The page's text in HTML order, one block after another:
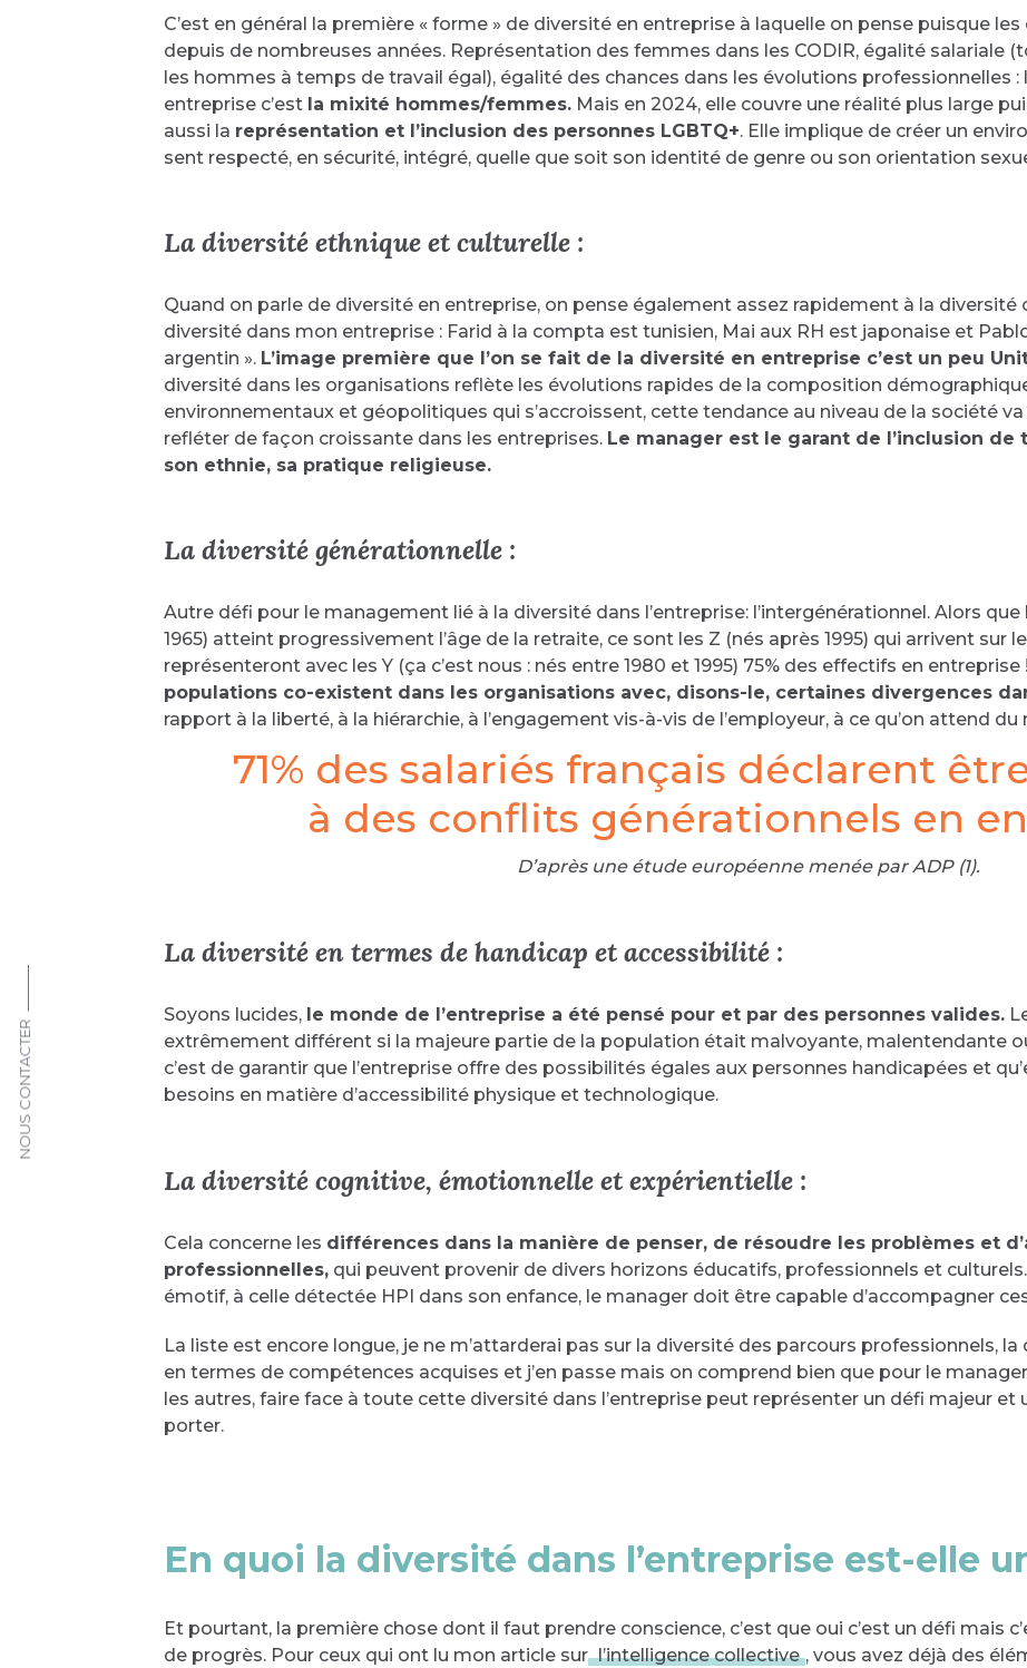
NOUS CONTACTER
C’est en général la première « forme » de diversité en entreprise à laquelle on pense puisque
depuis de nombreuses années. Représentation des femmes dans les CODIR, égalité salariale
les hommes à temps de travail égal), égalité des chances dans les évolutions professionnelles
entreprise c’est la mixité hommes/femmes. Mais en 2024, elle couvre une réalité plus large
aussi la représentation et l’inclusion des personnes LGBTQ+. Elle implique de créer un
sent respecté, en sécurité, intégré, quelle que soit son identité de genre ou son orientation
La diversité ethnique et culturelle :
Quand on parle de diversité en entreprise, on pense également assez rapidement à la diversité
diversité dans mon entreprise : Farid à la compta est tunisien, Mai aux RH est japonaise et
argentin ». L’image première que l’on se fait de la diversité en entreprise c’est un peu
diversité dans les organisations reflète les évolutions rapides de la composition
environnementaux et géopolitiques qui s’accroissent, cette tendance au niveau de la société va
refléter de façon croissante dans les entreprises. Le manager est le garant de l’inclusion
son ethnie, sa pratique religieuse.
La diversité générationnelle :
Autre défi pour le management lié à la diversité dans l’entreprise: l’intergénérationnel. Alors
1965) atteint progressivement l’âge de la retraite, ce sont les Z (nés après 1995) qui arrivent sur
représenteront avec les Y (ça c’est nous : nés entre 1980 et 1995) 75% des effectifs en
populations co-existent dans les organisations avec, disons-le, certaines divergences
rapport à la liberté, à la hiérarchie, à l’engagement vis-à-vis de l’employeur, à ce qu’on attend du
71% des salariés français déclarent
à des conflits générationnels en
D’après une étude européenne menée par ADP (1).
La diversité en termes de handicap et accessibilité :
Soyons lucides, le monde de l’entreprise a été pensé pour et par des personnes valides.
extrêmement différent si la majeure partie de la population était malvoyante, malentendante
c’est de garantir que l’entreprise offre des possibilités égales aux personnes handicapées et
besoins en matière d’accessibilité physique et technologique.
La diversité cognitive, émotionnelle et expérientielle :
Cela concerne les différences dans la manière de penser, de résoudre les problèmes et
professionnelles, qui peuvent provenir de divers horizons éducatifs, professionnels et
émotif, à celle détectée HPI dans son enfance, le manager doit être capable d’accompagner
La liste est encore longue, je ne m’attarderai pas sur la diversité des parcours professionnels,
en termes de compétences acquises et j’en passe mais on comprend bien que pour le
les autres, faire face à toute cette diversité dans l’entreprise peut représenter un défi majeur
porter.
En quoi la diversité dans l’entreprise est-elle
Et pourtant, la première chose dont il faut prendre conscience, c’est que oui c’est un défi mais
de progrès. Pour ceux qui ont lu mon article sur l’intelligence collective , vous avez déjà des